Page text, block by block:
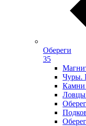
Обереги
35
Чуры.
Камни
Ловцы